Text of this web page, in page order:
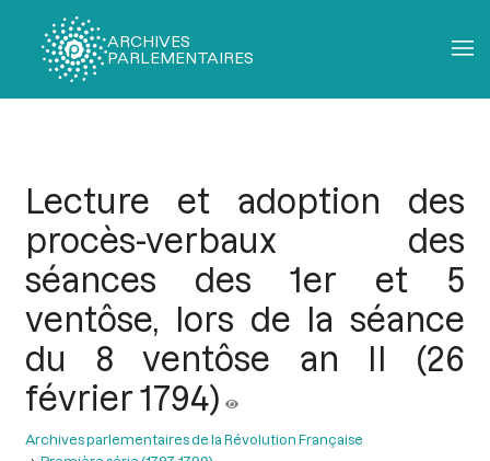
ARCHIVES
PARLEMENTAIRES
Lecture et adoption des
procès-verbaux des
séances des 1er et 5
ventôse, lors de la séance
du 8 ventôse an II (26
février 1794)
Archives parlementaires de la Révolution Française